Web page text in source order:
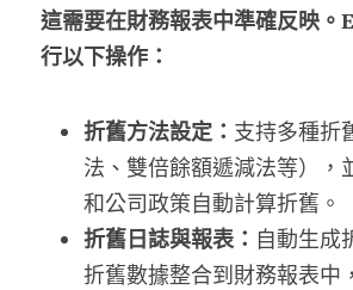
這需要在財務報表中準確反映。
行以下操作：
折舊方法設定： 支持多種折
法、雙倍餘額遞減法等），
和公司政策自動計算折舊。
折舊日誌與報表： 自動生成
折舊數據整合到財務報表中